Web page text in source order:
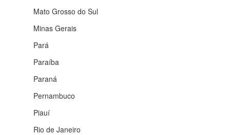
Mato Grosso do Sul
Minas Gerais
Pará
Paraíba
Paraná
Pernambuco
Piauí
Rio de Janeiro